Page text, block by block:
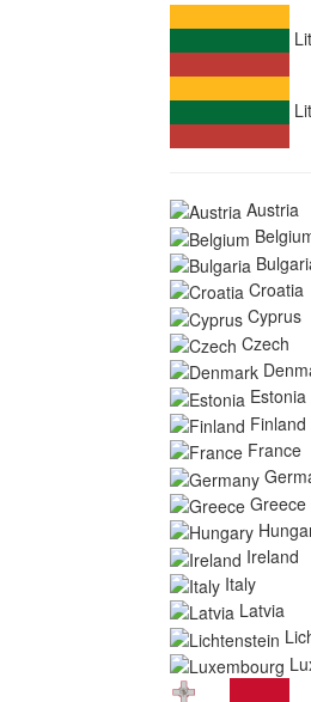
Austria
Croatia
Cyprus
Czech
Estonia
Finland
France
Greece
Ireland
Italy
Latvia